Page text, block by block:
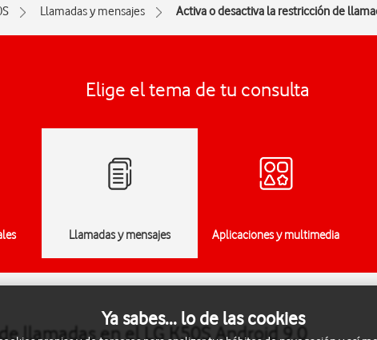
Llamadas y mensajes Activa o desactiva la restricción de
Elige el tema de tu consulta
Llamadas y mensajes Aplicaciones y multimedia
llamadas en el LG K50S Android 9.0
Ya sabes... lo de las cookies